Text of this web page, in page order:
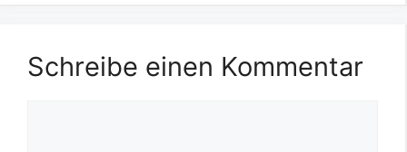
Schreibe einen Kommentar